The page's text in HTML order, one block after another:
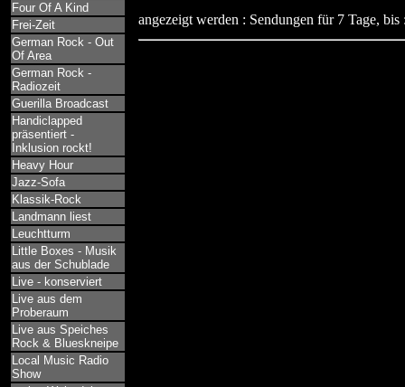
Four Of A Kind
Frei-Zeit
German Rock - Out
Of Area
German Rock -
Radiozeit
Guerilla Broadcast
Handiclapped
präsentiert -
Inklusion rockt!
Heavy Hour
Jazz-Sofa
Klassik-Rock
Landmann liest
Leuchtturm
Little Boxes - Musik
aus der Schublade
Live - konserviert
Live aus dem
Proberaum
Live aus Speiches
Rock & Blueskneipe
Local Music Radio
Show
angezeigt werden : Sendungen für 7 Tage, bis